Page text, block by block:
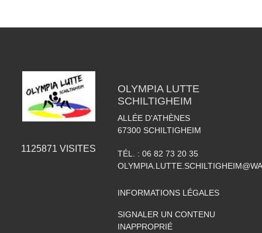
1125871 VISITES
OLYMPIA LUTTE
SCHILTIGHEIM
ALLÉE D'ATHÈNES
67300 SCHILTIGHEIM
TÉL. : 06 82 73 20 35
INFORMATIONS LÉGALES
SIGNALER UN CONTENU
INAPPROPRIÉ